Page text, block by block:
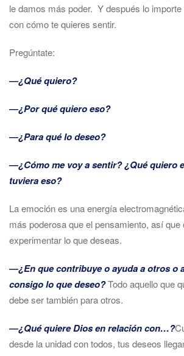
le damos más poder. Y después lo
con cómo te quieres sentir.
Pregúntate:
―¿Qué quiero?
―¿Por qué quiero eso?
―¿Para qué lo deseo?
―¿Cómo me voy a sentir? ¿Qué quiero
tuviera eso?
La emoción es una energía
más poderosa que el pensamiento, así
experimentar lo que deseas.
―¿En que contribuye o ayuda a otros o
consigo lo que deseo?Todo aquello que
debe ser también para otros.
―¿Qué quiere Dios en relación con…?
desde la unidad con todos, tus deseos